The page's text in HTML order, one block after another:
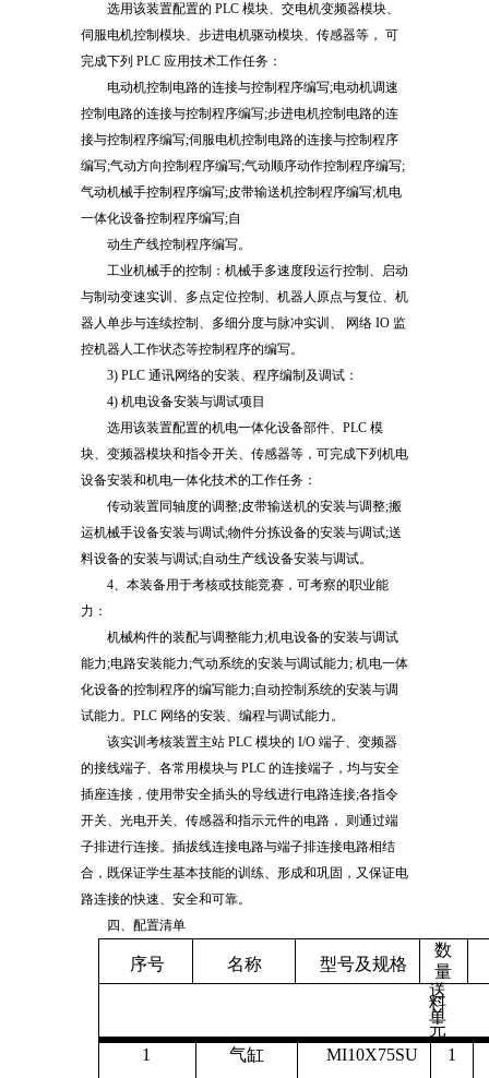
选用该装置配置的 PLC 模块、交电机变频器模块、
伺服电机控制模块、步进电机驱动模块、传感器等， 可
完成下列 PLC 应用技术工作任务：
电动机控制电路的连接与控制程序编写;电动机调速
控制电路的连接与控制程序编写;步进电机控制电路的连
接与控制程序编写;伺服电机控制电路的连接与控制程序
编写;气动方向控制程序编写;气动顺序动作控制程序编写;
气动机械手控制程序编写;皮带输送机控制程序编写;机电
一体化设备控制程序编写;自
动生产线控制程序编写。
工业机械手的控制：机械手多速度段运行控制、启动
与制动变速实训、多点定位控制、机器人原点与复位、机
器人单步与连续控制、多细分度与脉冲实训、 网络 IO 监
控机器人工作状态等控制程序的编写。
3) PLC 通讯网络的安装、程序编制及调试：
4) 机电设备安装与调试项目
选用该装置配置的机电一体化设备部件、PLC 模
块、变频器模块和指令开关、传感器等，可完成下列机电
设备安装和机电一体化技术的工作任务：
传动装置同轴度的调整;皮带输送机的安装与调整;搬
运机械手设备安装与调试;物件分拣设备的安装与调试;送
料设备的安装与调试;自动生产线设备安装与调试。
4、本装备用于考核或技能竞赛，可考察的职业能
力：
机械构件的装配与调整能力;机电设备的安装与调试
能力;电路安装能力;气动系统的安装与调试能力; 机电一体
化设备的控制程序的编写能力;自动控制系统的安装与调
试能力。PLC 网络的安装、编程与调试能力。
该实训考核装置主站 PLC 模块的 I/O 端子、变频器
的接线端子、各常用模块与 PLC 的连接端子，均与安全
插座连接，使用带安全插头的导线进行电路连接;各指令
开关、光电开关、传感器和指示元件的电路， 则通过端
子排进行连接。插拔线连接电路与端子排连接电路相结
合，既保证学生基本技能的训练、形成和巩固，又保证电
路连接的快速、安全和可靠。
四、配置清单
序号 名称 型号及规格
数
量
送
料
单
元
1
气缸 MI10X75SU 1